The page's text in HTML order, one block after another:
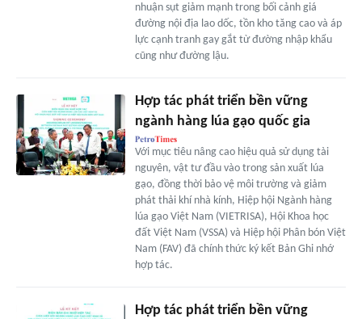
nhuận sụt giảm mạnh trong bối cảnh giá
đường nội địa lao dốc, tồn kho tăng cao và áp
lực cạnh tranh gay gắt từ đường nhập khẩu
cũng như đường lậu.
Hợp tác phát triển bền vững
ngành hàng lúa gạo quốc gia
Với mục tiêu nâng cao hiệu quả sử dụng tài
nguyên, vật tư đầu vào trong sản xuất lúa
gạo, đồng thời bảo vệ môi trường và giảm
phát thải khí nhà kính, Hiệp hội Ngành hàng
lúa gạo Việt Nam (VIETRISA), Hội Khoa học
đất Việt Nam (VSSA) và Hiệp hội Phân bón Việt
Nam (FAV) đã chính thức ký kết Bản Ghi nhớ
hợp tác.
Hợp tác phát triển bền vững